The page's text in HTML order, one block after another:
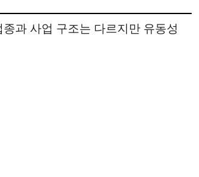
과 사업 구조는 다르지만 유동성